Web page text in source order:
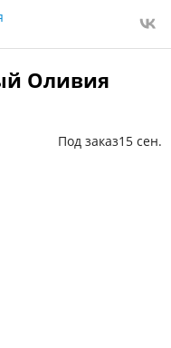
Оливия
Под заказ15 сен.